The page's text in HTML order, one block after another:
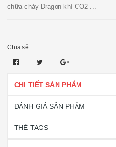
chữa cháy Dragon khí CO2 ...
Chia sẻ:
CHI TIẾT SẢN PHẨM
ĐÁNH GIÁ SẢN PHẨM
THẺ TAGS